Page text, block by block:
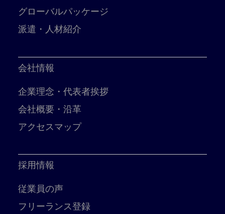
グローバルパッケージ
派遣・人材紹介
会社情報
企業理念・代表者挨拶
会社概要・沿革
アクセスマップ
採用情報
従業員の声
フリーランス登録